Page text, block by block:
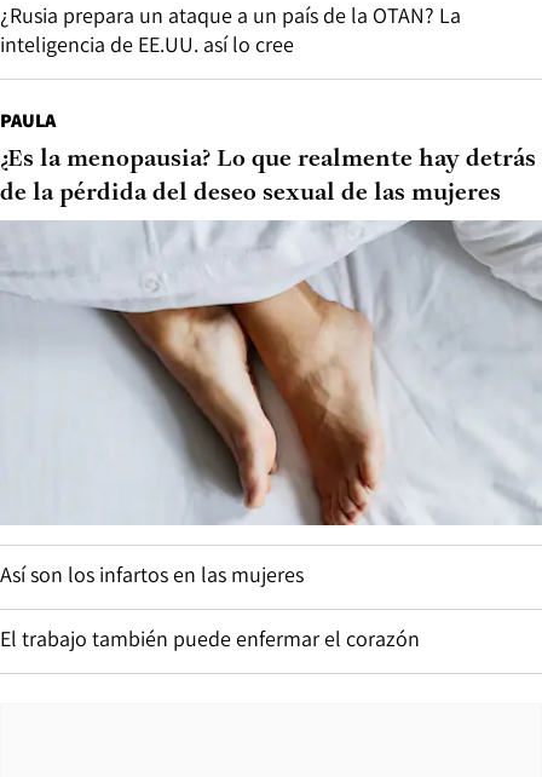
¿Rusia prepara un ataque a un país de la OTAN? La
inteligencia de EE.UU. así lo cree
PAULA
¿Es la menopausia? Lo que realmente hay detrás
de la pérdida del deseo sexual de las mujeres
Así son los infartos en las mujeres
El trabajo también puede enfermar el corazón